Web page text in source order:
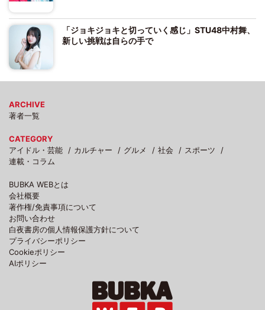
「ジョキジョキと切っていく感じ」STU48中村舞、
新しい挑戦は自らの手で
ARCHIVE
著者一覧
CATEGORY
アイドル・芸能
カルチャー グルメ 社会
スポーツ
連載・コラム
BUBKA WEBとは
会社概要
著作権/免責事項について
お問い合わせ
白夜書房の個人情報保護方針について
プライバシーポリシー
Cookieポリシー
AIポリシー